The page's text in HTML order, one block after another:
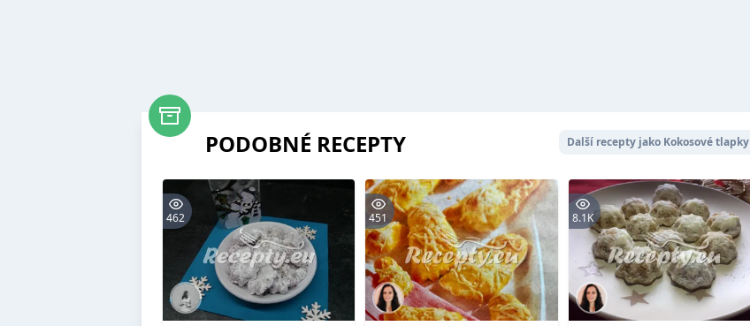
PODOBNÉ RECEPTY Další recepty jako Kokosové tlapky
462 451 8.1K